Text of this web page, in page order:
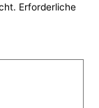
Erforderliche